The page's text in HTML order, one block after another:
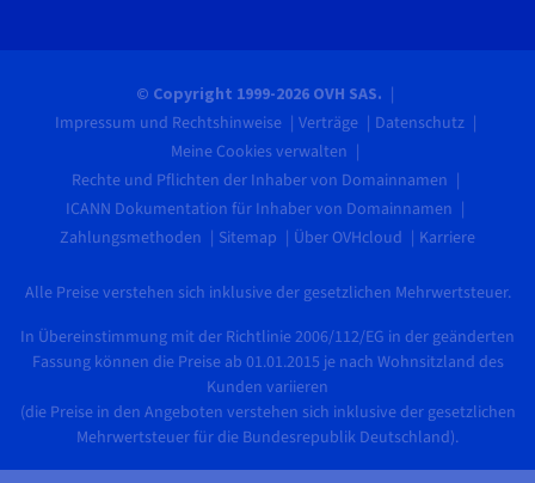
© Copyright 1999-2026 OVH SAS.
Impressum und Rechtshinweise Verträge
Datenschutz
Meine Cookies verwalten
Rechte und Pflichten der Inhaber von Domainnamen
ICANN Dokumentation für Inhaber von Domainnamen
Zahlungsmethoden
Sitemap Über OVHcloud Karriere
Alle Preise verstehen sich inklusive der gesetzlichen Mehrwertsteuer.
In Übereinstimmung mit der Richtlinie 2006/112/EG in der geänderten
Fassung können die Preise ab 01.01.2015 je nach Wohnsitzland des
Kunden variieren
(die Preise in den Angeboten verstehen sich inklusive der gesetzlichen
Mehrwertsteuer für die Bundesrepublik Deutschland).